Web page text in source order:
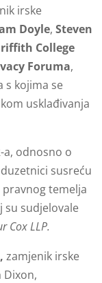
irske
Doyle, Steven
College
Foruma,
s kojima se
usklađivanja
a, odnosno o
susreću
temelja
su sudjelovale
Cox LLP.
zamjenik irske
Dixon,